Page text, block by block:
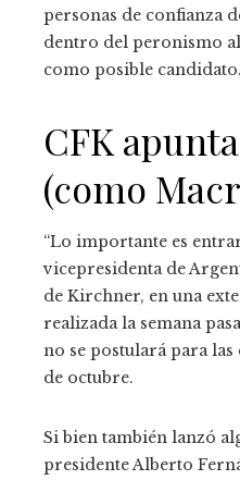
personas de confianza
dentro del peronismo
como posible candidato.
CFK
(como
“Lo importante es
vicepresidenta de
de Kirchner, en una
realizada la semana
no se postulará para
de octubre.
Si bien también lanzó
presidente Alberto